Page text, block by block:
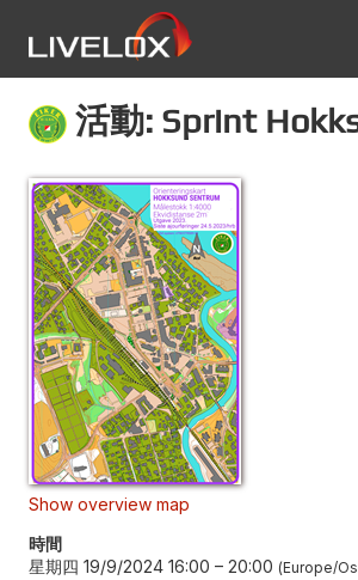
活動: Sprint
Show overview map
時間
星期四 19/9/2024 16:00 – 20:00 Europe/